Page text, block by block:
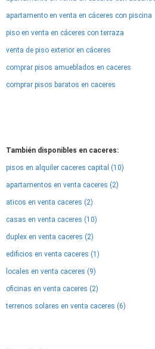
apartamento en venta en cáceres con piscina
piso en venta en cáceres con terraza
venta de piso exterior en cáceres
comprar pisos amueblados en caceres
comprar pisos baratos en caceres
También disponibles en caceres:
pisos en alquiler caceres capital (10)
apartamentos en venta caceres (2)
aticos en venta caceres (2)
casas en venta caceres (10)
duplex en venta caceres (2)
edificios en venta caceres (1)
locales en venta caceres (9)
oficinas en venta caceres (2)
terrenos solares en venta caceres (6)